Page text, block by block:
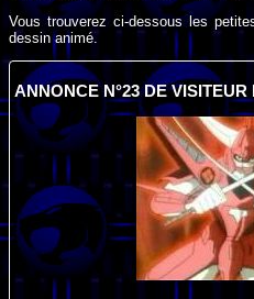
Vous trouverez ci-dessous les
dessin animé.
ANNONCE N°23 DE VISITEUR